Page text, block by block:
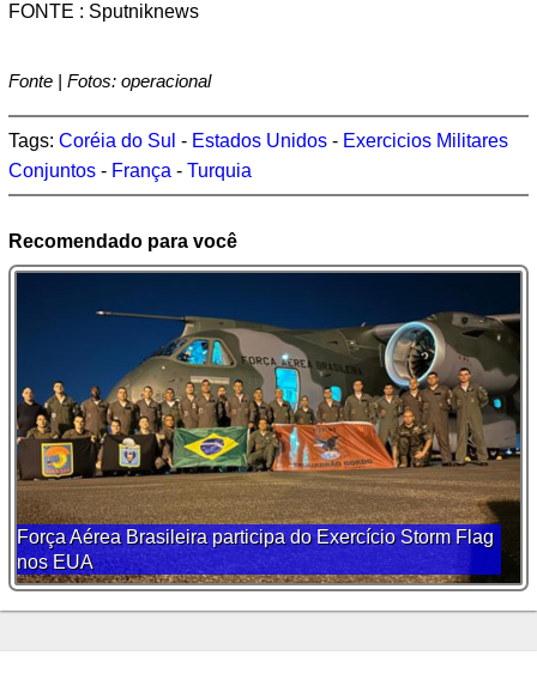
FONTE : Sputniknews
Fonte | Fotos: operacional
Tags: Coréia do Sul - Estados Unidos - Exercicios Militares
Conjuntos - França - Turquia
Recomendado para você
Força Aérea Brasileira participa do Exercício Storm Flag
nos EUA